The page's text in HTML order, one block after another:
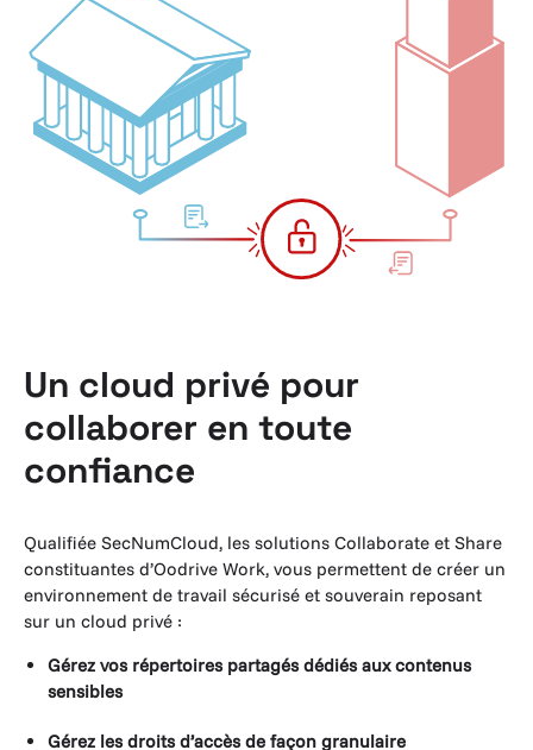
Un cloud privé pour
collaborer en toute
confiance
Qualifiée SecNumCloud, les solutions Collaborate et Share
constituantes d’Oodrive Work, vous permettent de créer un
environnement de travail sécurisé et souverain reposant
sur un cloud privé :
Gérez vos répertoires partagés dédiés aux contenus
sensibles
Gérez les droits d’accès de façon granulaire